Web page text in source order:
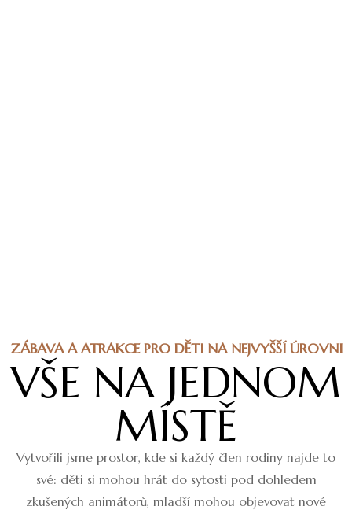
ZÁBAVA A ATRAKCE PRO DĚTI NA NEJVYŠŠÍ ÚROVNI
VŠE NA JEDNOM
MÍSTĚ
Vytvořili jsme prostor, kde si každý člen rodiny najde to
své: děti si mohou hrát do sytosti pod dohledem
zkušených animátorů, mladší mohou objevovat nové